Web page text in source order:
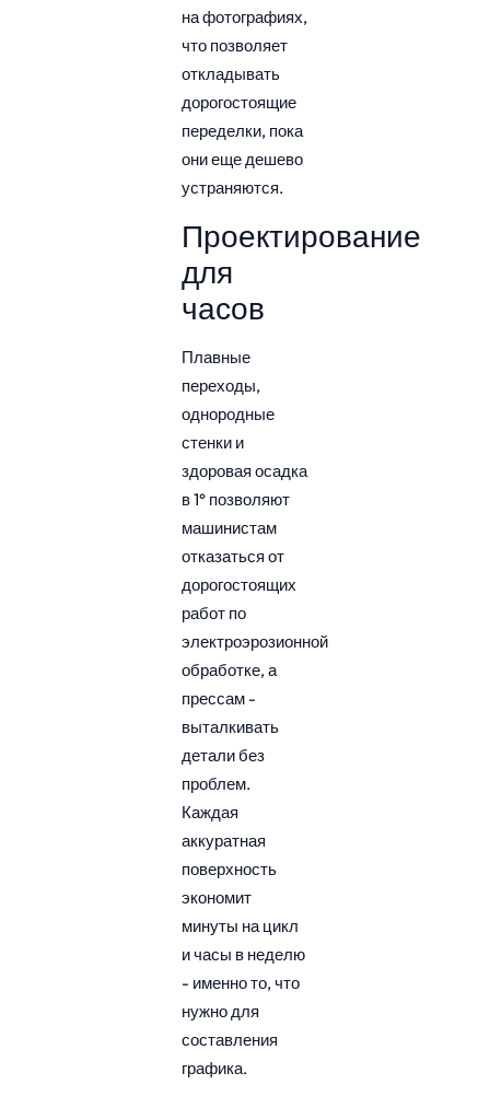
на фотографиях,
что позволяет
откладывать
дорогостоящие
переделки, пока
они еще дешево
устраняются.
Проектирование
для
часов
Плавные
переходы,
однородные
стенки и
здоровая осадка
в 1° позволяют
машинистам
отказаться от
дорогостоящих
работ по
электроэрозионной
обработке, а
прессам -
выталкивать
детали без
проблем.
Каждая
аккуратная
поверхность
экономит
минуты на цикл
и часы в неделю
- именно то, что
нужно для
составления
графика.